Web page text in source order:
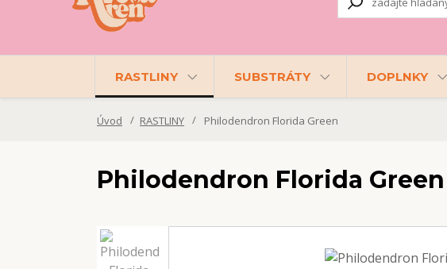
RASTLINY SUBSTRÁTY DOPLNKY
Úvod RASTLINY Philodendron Florida Green
Philodendron Florida Green